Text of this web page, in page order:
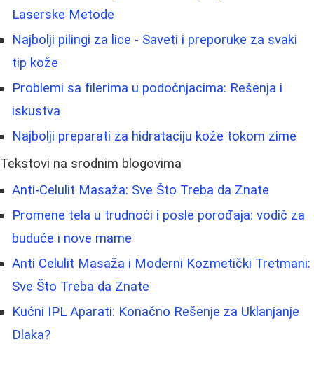
Laserske Metode
Najbolji pilingi za lice - Saveti i preporuke za svaki
tip kože
Problemi sa filerima u podočnjacima: Rešenja i
iskustva
Najbolji preparati za hidrataciju kože tokom zime
Tekstovi na srodnim blogovima
Anti-Celulit Masaža: Sve Što Treba da Znate
Promene tela u trudnoći i posle porođaja: vodič za
buduće i nove mame
Anti Celulit Masaža i Moderni Kozmetički Tretmani:
Sve Što Treba da Znate
Kućni IPL Aparati: Konačno Rešenje za Uklanjanje
Dlaka?